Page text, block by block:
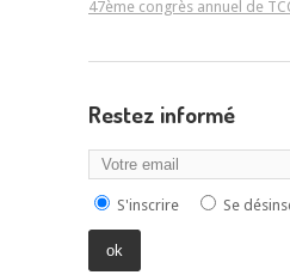
47ème congrès annuel de
Restez informé
S'inscrire Se